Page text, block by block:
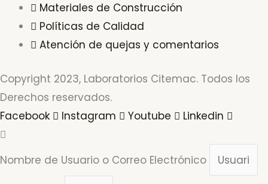
Materiales de Construcción
Políticas de Calidad
Atención de quejas y comentarios
Copyright 2023, Laboratorios Citemac. Todos los
Derechos reservados.
Facebook
Instagram Youtube Linkedin
Nombre de Usuario o Correo Electrónico